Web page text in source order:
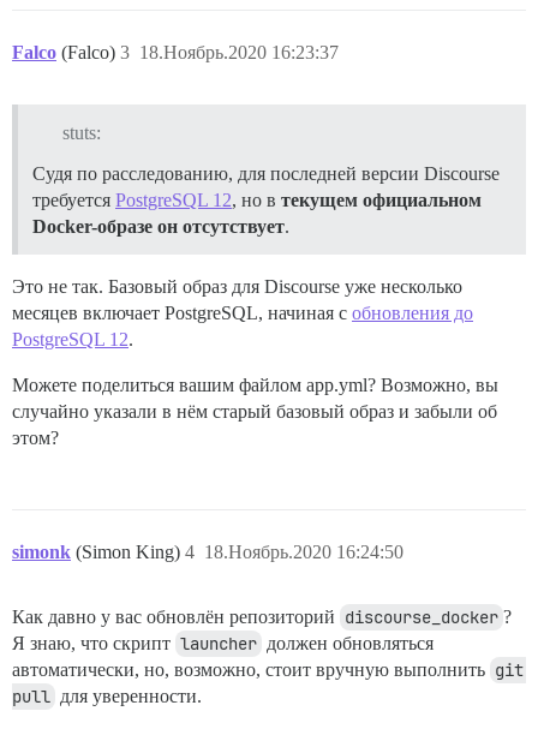
Falco (Falco) 18.Ноябрь.2020 16:23:37
3
stuts:
Судя по расследованию, для последней версии Discourse
требуется PostgreSQL 12, но в текущем официальном
Docker-образе он отсутствует.
Это не так. Базовый образ для Discourse уже несколько
месяцев включает PostgreSQL, начиная с обновления до
PostgreSQL 12.
Можете поделиться вашим файлом app.yml? Возможно, вы
случайно указали в нём старый базовый образ и забыли об
этом?
simonk (Simon King) 18.Ноябрь.2020 16:24:50
4
Как давно у вас обновлён репозиторий discourse_docker ?
Я знаю, что скрипт launcher должен обновляться
автоматически, но, возможно, стоит вручную выполнить git
pull для уверенности.